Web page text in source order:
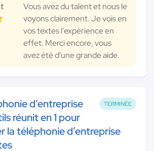
Vous avez du talent et nous le
voyons clairement. Je vois en
vos textes l'expérience en
effet. Merci encore, vous
avez été d'une grande aide.
TERMINÉE
d’entreprise
réunit en 1 pour
la téléphonie d’entreprise